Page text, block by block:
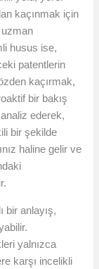
kaçınmak için
husus ise,
patentlerin
kaçırmak,
bir bakış
ederek,
bir şekilde
haline gelir ve
bir anlayış,
yalnızca
karşı incelikli